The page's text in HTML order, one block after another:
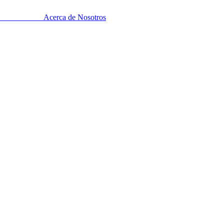
Acerca de Nosotros